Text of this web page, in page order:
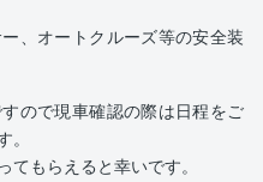
、オートクルーズ等の安全装
ので現車確認の際は日程をご
もらえると幸いです。